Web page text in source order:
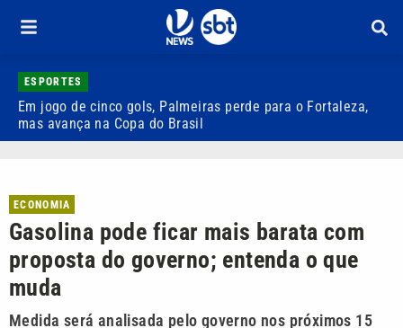
ESPORTES
Em jogo de cinco gols, Palmeiras perde para o Fortaleza,
mas avança na Copa do Brasil
ECONOMIA
Gasolina pode ficar mais barata com
proposta do governo; entenda o que
muda
Medida será analisada pelo governo nos próximos 15